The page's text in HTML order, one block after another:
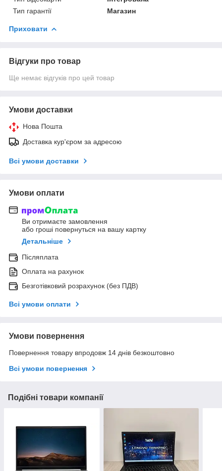
Тип гарантії
Магазин
Приховати
Відгуки про товар
Ще немає відгуків про цей товар
Умови доставки
Нова Пошта
Доставка кур'єром за адресою
Всі умови доставки
Умови оплати
Ви отримаєте замовлення
або гроші повернуться на вашу картку
Детальніше
Післяплата
Оплата на рахунок
Безготівковий розрахунок (без ПДВ)
Всі умови оплати
Умови повернення
Повернення товару впродовж 14 днів безкоштовно
Всі умови повернення
Подібні товари компанії